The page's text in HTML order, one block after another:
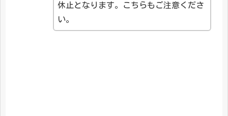
休止となります。こちらもご注意くださ
い。